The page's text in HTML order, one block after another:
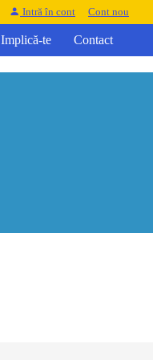
Intră în cont Cont nou
Implică-te Contact